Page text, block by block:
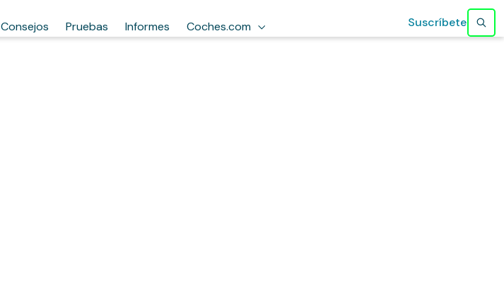
Consejos Pruebas Informes Coches.com Suscríbete